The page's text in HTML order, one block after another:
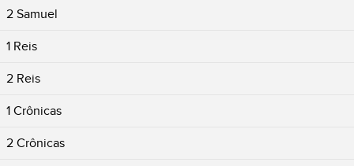
2 Samuel
1 Reis
2 Reis
1 Crônicas
2 Crônicas